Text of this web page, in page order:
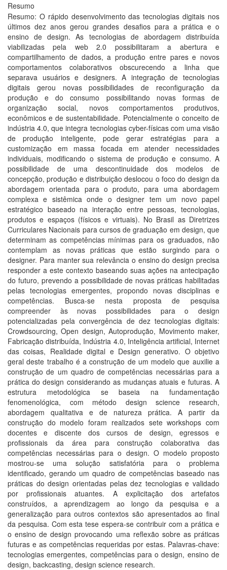
Resumo
Resumo: O rápido desenvolvimento das tecnologias digitais nos
últimos dez anos gerou grandes desafios para a prática e o
ensino de design. As tecnologias de abordagem distribuída
viabilizadas pela web 2.0 possibilitaram a abertura e
compartilhamento de dados, a produção entre pares e novos
comportamentos colaborativos obscurecendo a linha que
separava usuários e designers. A integração de tecnologias
digitais gerou novas possibilidades de reconfiguração da
produção e do consumo possibilitando novas formas de
organização social, novos comportamentos produtivos,
econômicos e de sustentabilidade. Potencialmente o conceito de
indústria 4.0, que integra tecnologias cyber-físicas com uma visão
de produção inteligente, pode gerar estratégias para a
customização em massa focada em atender necessidades
individuais, modificando o sistema de produção e consumo. A
possibilidade de uma descontinuidade dos modelos de
concepção, produção e distribuição deslocou o foco do design da
abordagem orientada para o produto, para uma abordagem
complexa e sistêmica onde o designer tem um novo papel
estratégico baseado na interação entre pessoas, tecnologias,
produtos e espaços (físicos e virtuais). No Brasil as Diretrizes
Curriculares Nacionais para cursos de graduação em design, que
determinam as competências mínimas para os graduados, não
contemplam as novas práticas que estão surgindo para o
designer. Para manter sua relevância o ensino do design precisa
responder a este contexto baseando suas ações na antecipação
do futuro, prevendo a possibilidade de novas práticas habilitadas
pelas tecnologias emergentes, propondo novas disciplinas e
competências. Busca-se nesta proposta de pesquisa
compreender às novas possibilidades para o design
potencializadas pela convergência de dez tecnologias digitais:
Crowdsourcing, Open design, Autoprodução, Movimento maker,
Fabricação distribuída, Indústria 4.0, Inteligência artificial, Internet
das coisas, Realidade digital e Design generativo. O objetivo
geral deste trabalho é a construção de um modelo que auxilie a
construção de um quadro de competências necessárias para a
prática do design considerando as mudanças atuais e futuras. A
estrutura metodológica se baseia na fundamentação
fenomenológica, com método design science research,
abordagem qualitativa e de natureza prática. A partir da
construção do modelo foram realizados sete workshops com
docentes e discente dos cursos de design, egressos e
profissionais da área para construção colaborativa das
competências necessárias para o design. O modelo proposto
mostrou-se uma solução satisfatória para o problema
identificado, gerando um quadro de competências baseado nas
práticas do design orientadas pelas dez tecnologias e validado
por profissionais atuantes. A explicitação dos artefatos
construídos, a aprendizagem ao longo da pesquisa e a
generalização para outros contextos são apresentados ao final
da pesquisa. Com esta tese espera-se contribuir com a prática e
o ensino de design provocando uma reflexão sobre as práticas
futuras e as competências requeridas por estas. Palavras-chave:
tecnologias emergentes, competências para o design, ensino de
design, backcasting, design science research.